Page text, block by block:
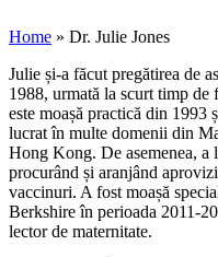
Home » Dr. Julie Jones
Julie și-a făcut pregătirea de
1988, urmată la scurt timp
este moașă practică din 1993
lucrat în multe domenii din
Hong Kong. De asemenea,
procurând și aranjând
vaccinuri. A fost moașă
Berkshire în perioada 2011-
lector de maternitate.